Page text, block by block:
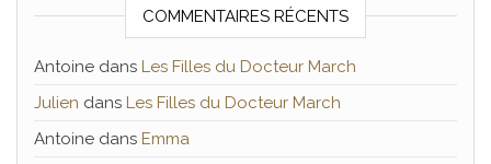
COMMENTAIRES RÉCENTS
Antoine dans Les Filles du Docteur March
Julien dans Les Filles du Docteur March
Antoine dans Emma